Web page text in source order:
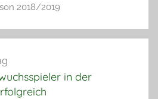
2018/2019
in der